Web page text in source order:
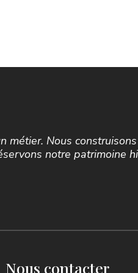
métier. Nous
notre patrimoine
Nous contacter